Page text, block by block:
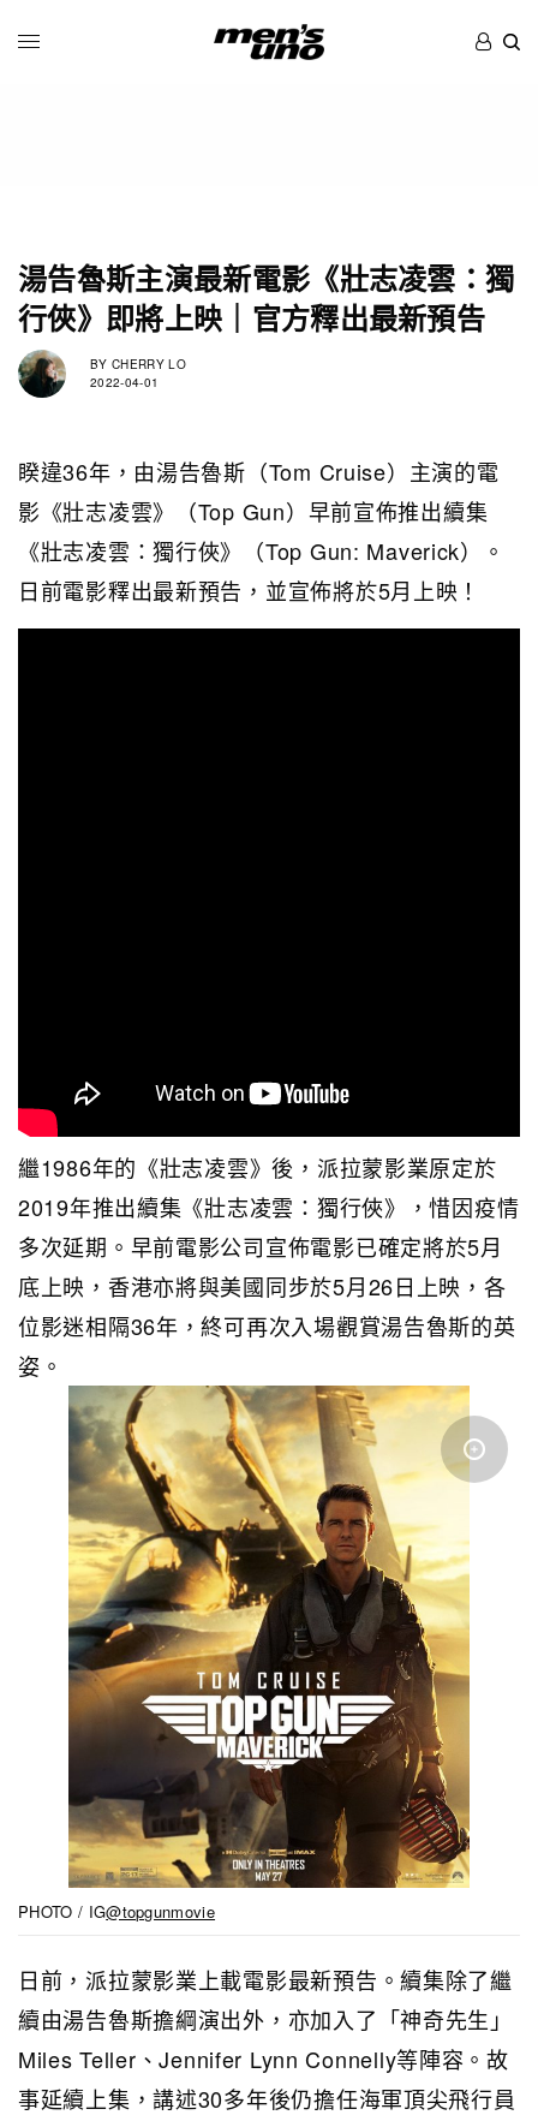
湯告魯斯主演最新電影《壯志凌雲：獨
行俠》即將上映｜官方釋出最新預告
BY CHERRY LO
2022-04-01
睽違36年，由湯告魯斯（Tom Cruise）主演的電
影《壯志凌雲》（Top Gun）早前宣佈推出續集
《壯志凌雲：獨行俠》（Top Gun: Maverick）。
日前電影釋出最新預告，並宣佈將於5月上映！
繼1986年的《壯志凌雲》後，派拉蒙影業原定於
2019年推出續集《壯志凌雲：獨行俠》，惜因疫情
多次延期。早前電影公司宣佈電影已確定將於5月
底上映，香港亦將與美國同步於5月26日上映，各
位影迷相隔36年，終可再次入場觀賞湯告魯斯的英
姿。
PHOTO / IG@topgunmovie
日前，派拉蒙影業上載電影最新預告。續集除了繼
續由湯告魯斯擔綱演出外，亦加入了「神奇先生」
Miles Teller、Jennifer Lynn Connelly等陣容。故
事延續上集，講述30多年後仍擔任海軍頂尖飛行員